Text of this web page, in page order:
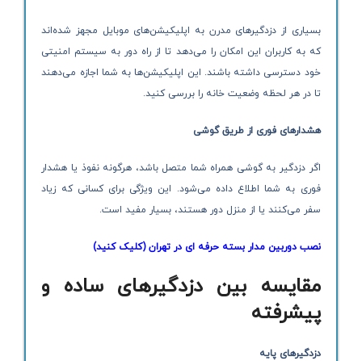
بسیاری از دزدگیرهای مدرن به اپلیکیشن‌های موبایل مجهز شده‌اند
که به کاربران این امکان را می‌دهد تا از راه دور به سیستم امنیتی
خود دسترسی داشته باشند. این اپلیکیشن‌ها به شما اجازه می‌دهند
تا در هر لحظه وضعیت خانه را بررسی کنید.
هشدارهای فوری از طریق گوشی
اگر دزدگیر به گوشی همراه شما متصل باشد، هرگونه نفوذ یا هشدار
فوری به شما اطلاع داده می‌شود. این ویژگی برای کسانی که زیاد
سفر می‌کنند یا از منزل دور هستند، بسیار مفید است.
نصب دوربین مدار بسته حرفه ای در تهران (کلیک کنید)
مقایسه بین دزدگیرهای ساده و
پیشرفته
دزدگیرهای پایه